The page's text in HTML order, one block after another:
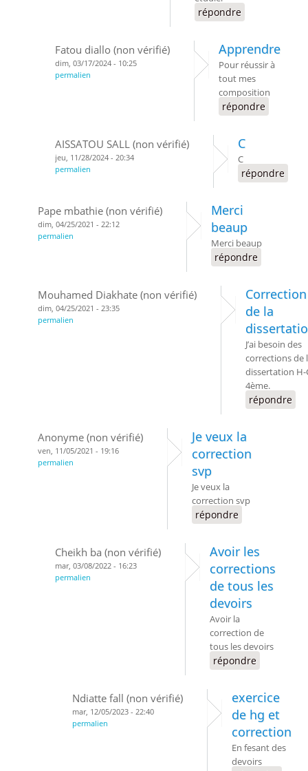
répondre
Fatou diallo (non vérifié)
dim, 03/17/2024 - 10:25
permalien
Apprendre
Pour réussir à
tout mes
composition
répondre
AISSATOU SALL (non vérifié)
jeu, 11/28/2024 - 20:34
permalien
C
C
répondre
Pape mbathie (non vérifié)
dim, 04/25/2021 - 22:12
permalien
Merci
beaup
Merci beaup
répondre
Mouhamed Diakhate (non vérifié)
dim, 04/25/2021 - 23:35
permalien
Correction
de la
J’ai besoin des
corrections de
dissertation H-
4ème.
répondre
Anonyme (non vérifié)
ven, 11/05/2021 - 19:16
permalien
Je veux la
correction
svp
Je veux la
correction svp
répondre
Cheikh ba (non vérifié)
mar, 03/08/2022 - 16:23
permalien
Avoir les
corrections
de tous les
devoirs
Avoir la
correction de
tous les devoirs
répondre
Ndiatte fall (non vérifié)
mar, 12/05/2023 - 22:40
permalien
exercice
de hg et
correction
En fesant des
devoirs